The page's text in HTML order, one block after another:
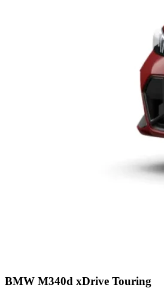
BMW M340d xDrive Touring